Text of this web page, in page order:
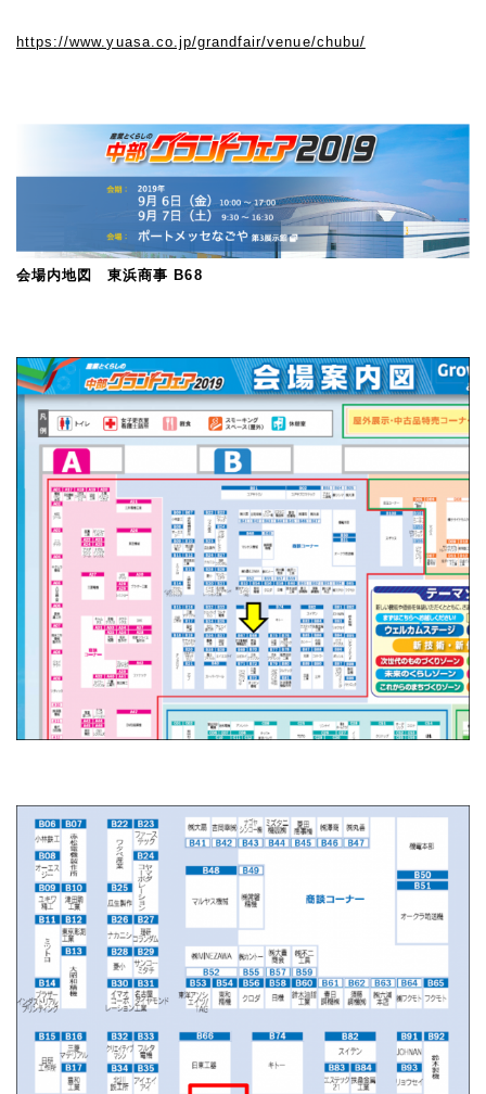
https://www.yuasa.co.jp/grandfair/venue/chubu/
会場内地図 東浜商事 B68